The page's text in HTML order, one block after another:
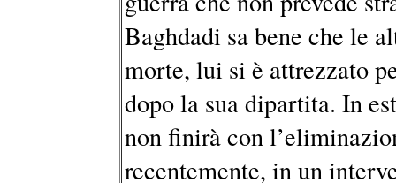
Baghdadi sa bene che le
morte, lui si è attrezzato
dopo la sua dipartita. In
non finirà con
recentemente, in un